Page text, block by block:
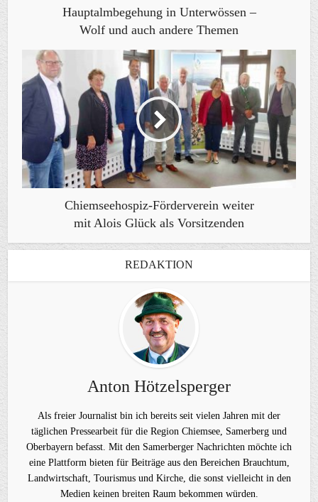
Hauptalmbegehung in Unterwössen –
Wolf und auch andere Themen
Chiemseehospiz-Förderverein weiter
mit Alois Glück als Vorsitzenden
REDAKTION
Anton Hötzelsperger
Als freier Journalist bin ich bereits seit vielen Jahren mit der
täglichen Pressearbeit für die Region Chiemsee, Samerberg und
Oberbayern befasst. Mit den Samerberger Nachrichten möchte ich
eine Plattform bieten für Beiträge aus den Bereichen Brauchtum,
Landwirtschaft, Tourismus und Kirche, die sonst vielleicht in den
Medien keinen breiten Raum bekommen würden.